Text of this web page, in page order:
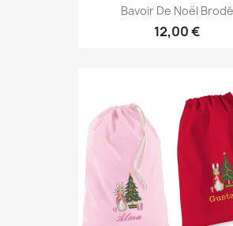
Bavoir De Noël Brodé
12,00 €